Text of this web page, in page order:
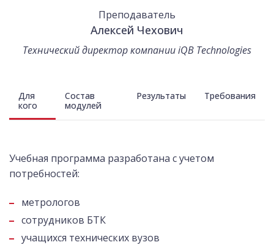
Преподаватель
Алексей Чехович
Технический директор компании iQB Technologies
Для
кого
Состав
модулей
Результаты Требования
Учебная программа разработана с учетом
потребностей:
метрологов
сотрудников БТК
учащихся технических вузов